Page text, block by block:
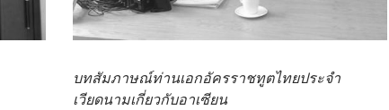
บทสัมภาษณ์ท่านเอกอัครราชทูตไทยประจำ
เวียดนามเกี่ยวกับอาเซียน